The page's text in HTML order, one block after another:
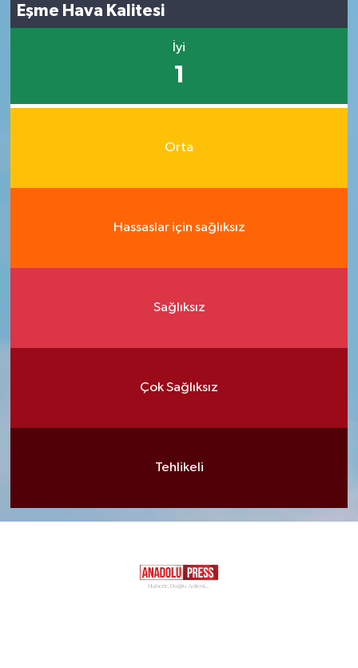
Eşme Hava Kalitesi
İyi
1
Orta
Hassaslar için sağlıksız
Sağlıksız
Çok Sağlıksız
Tehlikeli